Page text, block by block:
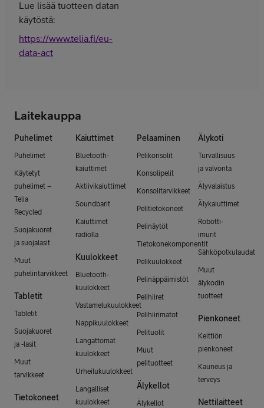
Lue lisää tuotteen datan
käytöstä:
https://www.telia.fi/eu-
data-act
Laitekauppa
Puhelimet
Puhelimet
Käytetyt
puhelimet –
Telia
Recycled
Suojakuoret
ja suojalasit
Muut
puhelintarvikkeet
Tabletit
Tabletit
Suojakuoret
ja -lasit
Muut
tarvikkeet
Tietokoneet
Kaiuttimet
Bluetooth-
kaiuttimet
Aktiivikaiuttimet
Soundbarit
Kaiuttimet
radiolla
Kuulokkeet
Bluetooth-
kuulokkeet
Vastamelukuulokkeet
Nappikuulokkeet
Langattomat
kuulokkeet
Urheilukuulokkeet
Langalliset
kuulokkeet
Pelaaminen
Pelikonsolit
Konsolipelit
Konsolitarvikkeet
Pelitietokoneet
Pelinäytöt
Tietokonekomponentit
Pelikuulokkeet
Pelinäppäimistöt
Pelihiiret
Pelihiirimatot
Pelituolit
Muut
pelituotteet
Älykellot
Älykellot
Älykoti
Turvallisuus
ja valvonta
Älyvalaistus
Älykaiuttimet
Robotti-
imurit
Sähköpotkulaudat
Muut
älykodin
tuotteet
Pienkoneet
Keittiön
pienkoneet
Kauneus ja
terveys
Nettilaitteet